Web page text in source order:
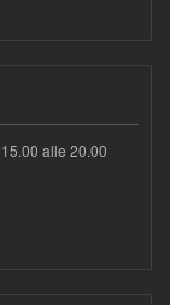
alle 20.00